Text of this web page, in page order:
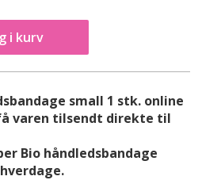
i kurv
small 1 stk. online
varen tilsendt direkte til
Bio håndledsbandage